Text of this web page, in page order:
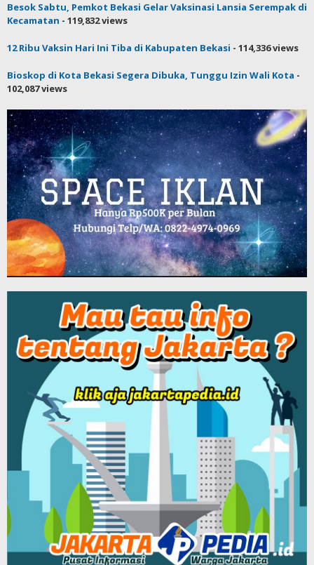
Besok Sabtu, Pemkot Bekasi Gelar Vaksinasi Lansia Serempak di
Kecamatan - 119,832 views
12 Ribu Vaksin Hari Ini Tiba di Kabupaten Bekasi - 114,336 views
Bioskop di Kota Bekasi Segera Dibuka, Tunggu Izin Wali Kota -
102,087 views